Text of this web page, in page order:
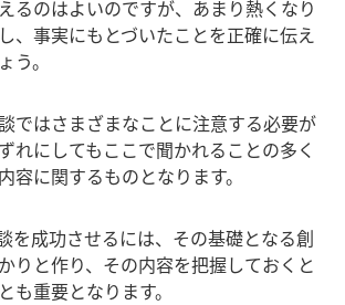
るのはよいのですが、あまり熱くなり
、事実にもとづいたことを正確に伝え
う。
ではさまざまなことに注意する必要が
れにしてもここで聞かれることの多く
容に関するものとなります。
を成功させるには、その基礎となる創
りと作り、その内容を把握しておくと
も重要となります。